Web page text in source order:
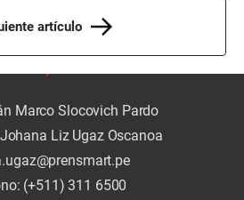
artículo
Marco Slocovich Pardo
Liz Ugaz Oscanoa
(+511) 311 6500